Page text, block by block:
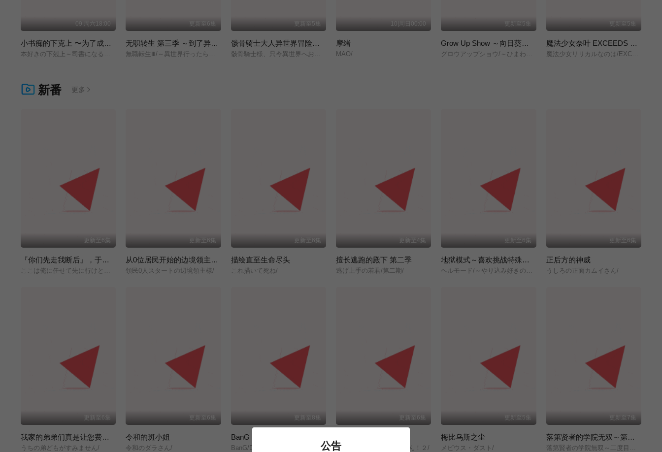
09|周六18:00
小书痴的下克上 〜为了成为图书管理员而不择手段〜 领主的养女
本好きの下剋上～司書になるためには手段を選んでいられません～/領主の養女/
更新至6集
无职转生 第三季 ～到了异世界就拿出真本事～
無職転生Ⅲ/～異世界行ったら本気だす～/
更新至5集
骸骨骑士大人异世界冒险中 第二季
骸骨騎士様、只今異世界へお出掛け中Ⅱ/
10|周日00:00
摩绪
MAO/
更新至5集
Grow Up Show ～向日葵马戏团～
グロウアップショウ/～ひまわりのサーカス団～/
更新至5集
魔法少女奈叶 EXCEEDS Gun Blaze Vengeance
魔法少女リリカルなのは/EXCEEDS/Gun/Blaze/Vengeance/
新番 更多
更新至6集
『你们先走我断后』，于是10年后我成为了传说
更新至6集
从0位居民开始的边境领主大人
領民0人スタートの辺境領主様/
更新至6集
描绘直至生命尽头
これ描いて死ね/
更新至4集
擅长逃跑的殿下 第二季
逃げ上手の若君/第二期/
更新至6集
地狱模式～喜欢挑战特殊成就的玩家在废设定的异世界成为无双～第二季
更新至6集
正后方的神威
うしろの正面カムイさん/
更新至6集
我家的弟弟们真是让您费心了
うちの弟どもがすみません/
更新至6集
令和的斑小姐
令和のダラさん/
更新至8集
BanG Dream! YUME∞MITA
BanG/Dream!/ゆめ∞みた/
更新至6集
文豪ストレイドッグス/わん！２/
更新至5集
梅比乌斯之尘
メビウス・ダスト/
更新至7集
落第贤者的学院无双～第二次转生的S级开外挂魔术师冒险录～
公告